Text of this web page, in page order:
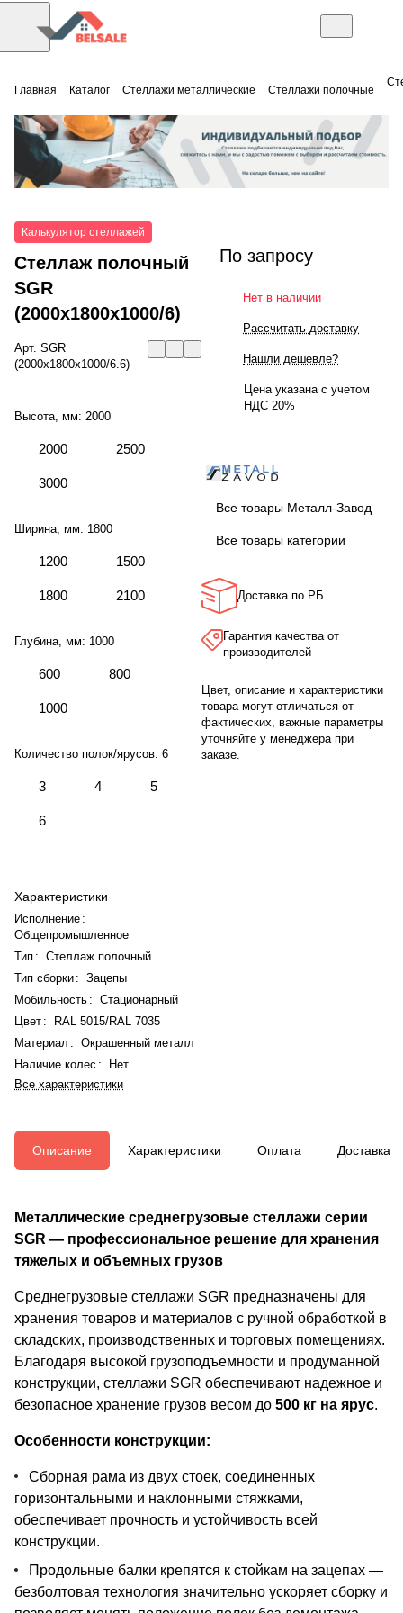
Главная Каталог Стеллажи металлические Стеллажи полочные
Калькулятор стеллажей
Стеллаж полочный
SGR
(2000x1800x1000/6)
Арт. SGR
(2000x1800x1000/6.6)
Высота, мм: 2000
2000 2500
3000
Ширина, мм: 1800
1200 1500
1800 2100
Глубина, мм: 1000
600 800
1000
Количество полок/ярусов: 6
3 4 5
6
Характеристики
Исполнение :
Общепромышленное
Тип : Стеллаж полочный
Тип сборки: Зацепы
Мобильность : Стационарный
Цвет :
RAL 5015/RAL 7035
Материал : Окрашенный металл
Наличие колес :
Нет
Все характеристики
По запросу
Нет в наличии
Рассчитать доставку
Нашли дешевле?
Цена указана с учетом
НДС 20%
Все товары Металл-Завод
Все товары категории
Доставка по РБ
Гарантия качества от
производителей
Цвет, описание и характеристики
товара могут отличаться от
фактических, важные параметры
уточняйте у менеджера при
заказе.
Описание Характеристики Оплата Доставка
Металлические среднегрузовые стеллажи серии
SGR — профессиональное решение для хранения
тяжелых и объемных грузов
Среднегрузовые стеллажи SGR предназначены для
хранения товаров и материалов с ручной обработкой в
складских, производственных и торговых помещениях.
Благодаря высокой грузоподъемности и продуманной
конструкции, стеллажи SGR обеспечивают надежное и
безопасное хранение грузов весом до 500 кг на ярус.
Особенности конструкции:
Сборная рама из двух стоек, соединенных
горизонтальными и наклонными стяжками,
обеспечивает прочность и устойчивость всей
конструкции.
Продольные балки крепятся к стойкам на зацепах —
безболтовая технология значительно ускоряет сборку и